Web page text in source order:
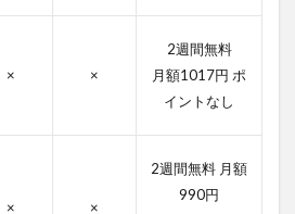
× ×
2週間無料
月額1017円 ポ
イントなし
× ×
2週間無料 月額
990円